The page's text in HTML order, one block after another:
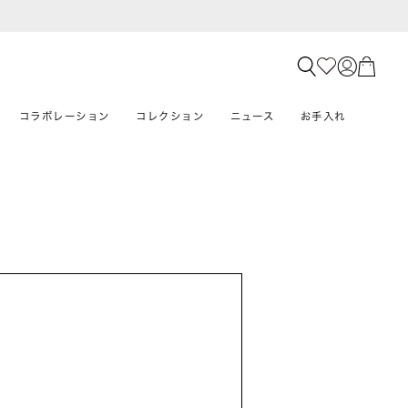
コラボレーション コレクション ニュース お手入れ